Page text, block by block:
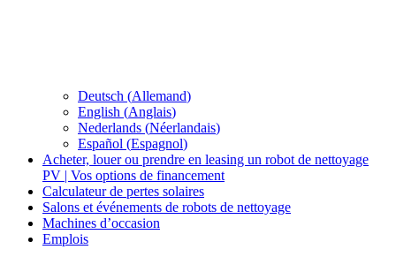
Deutsch (Allemand)
English (Anglais)
Nederlands (Néerlandais)
Español (Espagnol)
Acheter, louer ou prendre en leasing un robot de nettoyage
PV | Vos options de financement
Calculateur de pertes solaires
Salons et événements de robots de nettoyage
Machines d’occasion
Emplois